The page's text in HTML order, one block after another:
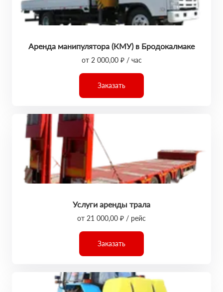
Аренда манипулятора (КМУ) в Бродокалмаке
от 2 000,00 ₽ / час
Заказать
Услуги аренды трала
от 21 000,00 ₽ / рейс
Заказать